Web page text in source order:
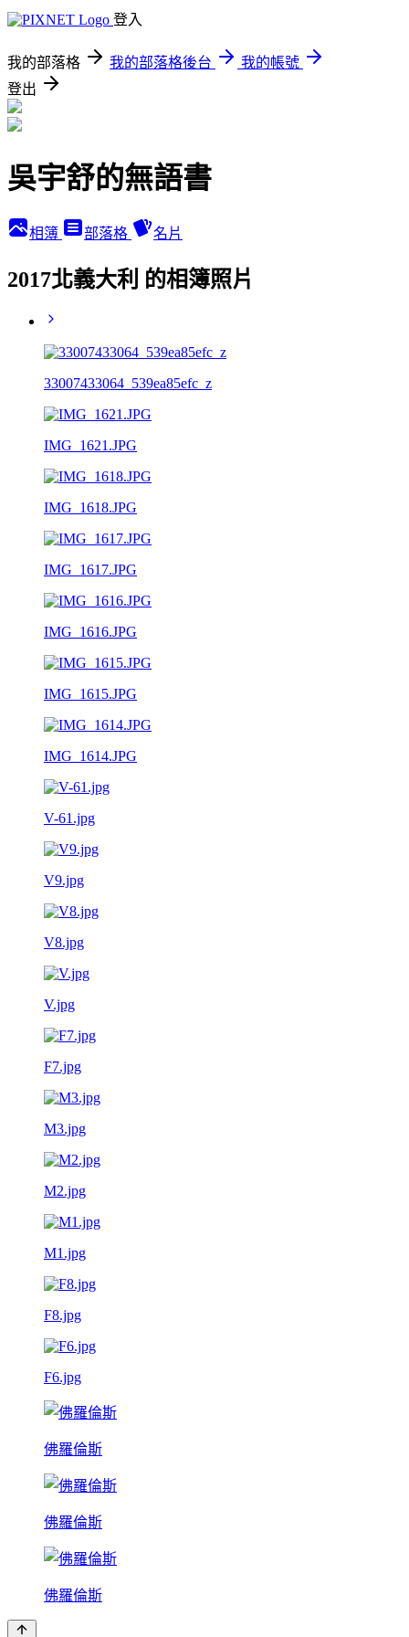
登入
我的部落格 我的部落格後台
我的帳號
登出
吳宇舒的無語書
相簿 部落格 名片
2017北義大利 的相簿照片
33007433064_539ea85efc_z
IMG_1621.JPG
IMG_1618.JPG
IMG_1617.JPG
IMG_1616.JPG
IMG_1615.JPG
IMG_1614.JPG
V-61.jpg
V9.jpg
V8.jpg
V.jpg
F7.jpg
M3.jpg
M2.jpg
M1.jpg
F8.jpg
F6.jpg
佛羅倫斯
佛羅倫斯
佛羅倫斯